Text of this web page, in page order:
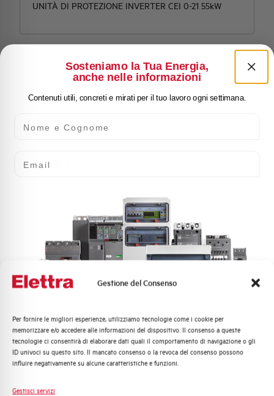
Gestione del Consenso
Per fornire le migliori esperienze, utilizziamo tecnologie come i cookie per
memorizzare e/o accedere alle informazioni del dispositivo. Il consenso a queste
tecnologie ci consentirà di elaborare dati quali il comportamento di navigazione o gli
ID univoci su questo sito. Il mancato consenso o la revoca del consenso possono
influire negativamente su alcune caratteristiche e funzioni.
Gestisci servizi
UNITÀ DI PROTEZIONE INVERTER CEI 0-21 55kW
PV-KT66
PV-KT80
UNITÀ DI PROTEZIONE INVERTER CEI 0-21 80kW
Sosteniamo la Tua Energia,
anche nelle informazioni
Contenuti utili, concreti e mirati per il tuo lavoro ogni settimana.
Quali argomenti ti interessano di più?
Distribuzione di Energia
Automazione Industriale
Sistema Quadri